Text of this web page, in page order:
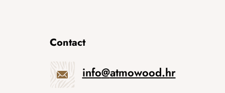
Contact
info@atmowood.hr